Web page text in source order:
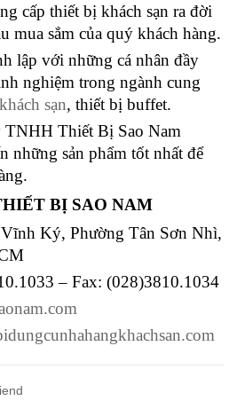
cấp thiết bị khách sạn ra đời
mua sắm của quý khách hàng.
lập với những cá nhân đầy
nghiệm trong ngành cung
sạn, thiết bị buffet.
Thiết Bị Sao Nam
những sản phẩm tốt nhất để
BỊ SAO NAM
Ký, Phường Tân Sơn Nhì,
– Fax: (028)3810.1034